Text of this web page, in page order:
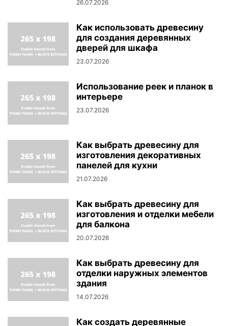
26.07.2026
Как использовать древесину
для создания деревянных
дверей для шкафа
23.07.2026
Использование реек и планок в
интерьере
23.07.2026
Как выбрать древесину для
изготовления декоративных
панелей для кухни
21.07.2026
Как выбрать древесину для
изготовления и отделки мебели
для балкона
20.07.2026
Как выбрать древесину для
отделки наружных элементов
здания
14.07.2026
Как создать деревянные